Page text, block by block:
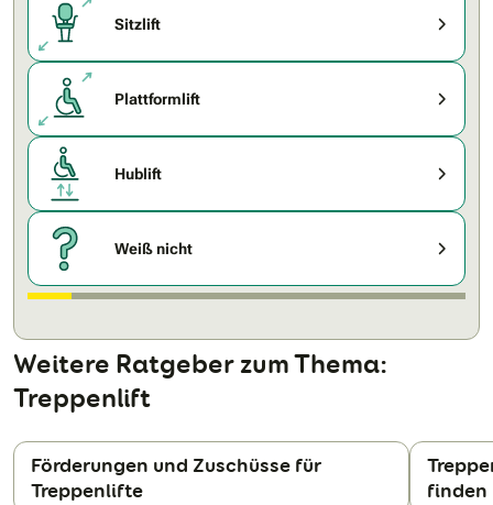
Sitzlift
Plattformlift
Hublift
Weiß nicht
Weitere Ratgeber zum Thema:
Treppenlift
Förderungen und Zuschüsse für
Treppenlifte
finden